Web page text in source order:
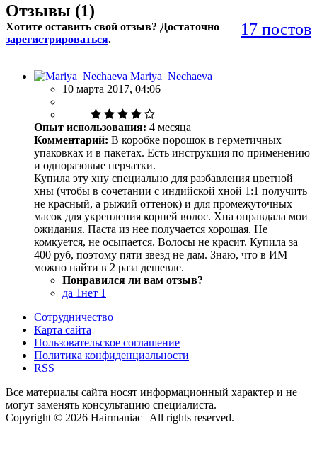
Отзывы (1)
17 постов
Хотите оставить свой отзыв? Достаточно
зарегистрироваться.
Mariya_Nechaeva
10 марта 2017, 04:06
Опыт использования: 4 месяца
Комментарий: В коробке порошок в герметичных
упаковках и в пакетах. Есть инструкция по применению
и одноразовые перчатки.
Купила эту хну специально для разбавления цветной
хны (чтобы в сочетании с индийской хной 1:1 получить
не красный, а рыжий оттенок) и для промежуточных
масок для укрепления корней волос. Хна оправдала мои
ожидания. Паста из нее получается хорошая. Не
комкуется, не осыпается. Волосы не красит. Купила за
400 руб, поэтому пяти звезд не дам. Знаю, что в ИМ
можно найти в 2 раза дешевле.
Понравился ли вам отзыв?
да 1нет 1
Сотрудничество
Карта сайта
Пользовательское соглашение
Политика конфиденциальности
RSS
Все материалы сайта носят информационный характер и не
могут заменять консультацию специалиста.
Copyright © 2026 Hairmaniac | All rights reserved.